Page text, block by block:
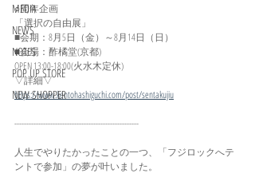
MEDIA
NEWS
NOTES
POP UP STORE
NEW SHOPPER
○周年企画
「選択の自由展」
■会期：8月5日（金）～8月14日（日）
■会場：酢橘堂(京都)
OPEN 13:00-18:00(火水木定休)
▽詳細▽
https://www.kentohashiguchi.com/post/sentakujiu
----------------------------------------------------
人生でやりたかったことの一つ、「フジロックへテ
ントで参加」の夢が叶いました。